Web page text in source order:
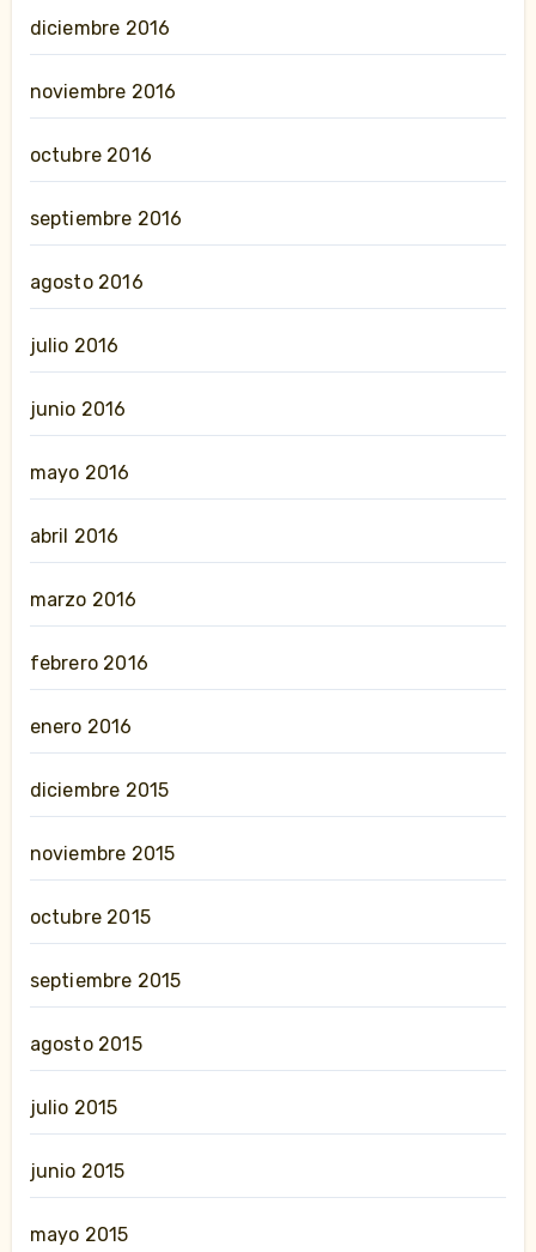
diciembre 2016
noviembre 2016
octubre 2016
septiembre 2016
agosto 2016
julio 2016
junio 2016
mayo 2016
abril 2016
marzo 2016
febrero 2016
enero 2016
diciembre 2015
noviembre 2015
octubre 2015
septiembre 2015
agosto 2015
julio 2015
junio 2015
mayo 2015